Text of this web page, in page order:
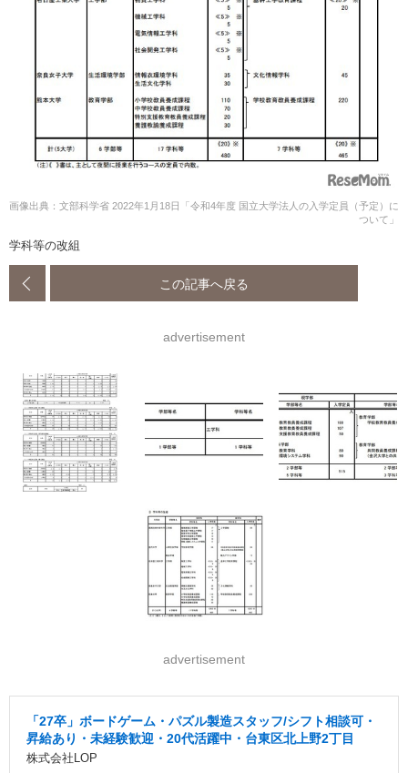
画像出典：文部科学省 2022年1月18日「令和4年度 国立大学法人の入学定員（予定）に
ついて」
学科等の改組
この記事へ戻る
advertisement
advertisement
「27卒」ボードゲーム・パズル製造スタッフ/シフト相談可・
昇給あり・未経験歓迎・20代活躍中・台東区北上野2丁目
株式会社LOP